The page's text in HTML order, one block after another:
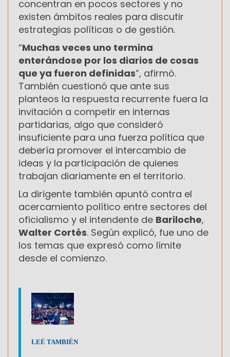
concentran en pocos sectores y no
existen ámbitos reales para discutir
estrategias políticas o de gestión.
“Muchas veces uno termina
enterándose por los diarios de cosas
que ya fueron definidas”, afirmó.
También cuestionó que ante sus
planteos la respuesta recurrente fuera la
invitación a competir en internas
partidarias, algo que consideró
insuficiente para una fuerza política que
debería promover el intercambio de
ideas y la participación de quienes
trabajan diariamente en el territorio.
La dirigente también apuntó contra el
acercamiento político entre sectores del
oficialismo y el intendente de Bariloche,
Walter Cortés. Según explicó, fue uno de
los temas que expresó como límite
desde el comienzo.
LEÉ TAMBIÉN